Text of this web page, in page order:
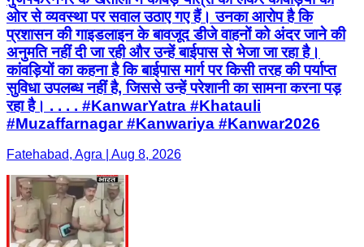
ओर से व्यवस्था पर सवाल उठाए गए हैं। उनका आरोप है कि
प्रशासन की गाइडलाइन के बावजूद डीजे वाहनों को अंदर जाने की
अनुमति नहीं दी जा रही और उन्हें बाईपास से भेजा जा रहा है।
कांवड़ियों का कहना है कि बाईपास मार्ग पर किसी तरह की पर्याप्त
सुविधा उपलब्ध नहीं है, जिससे उन्हें परेशानी का सामना करना पड़
रहा है। . . . . #KanwarYatra #Khatauli
#Muzaffarnagar #Kanwariya #Kanwar2026
Fatehabad, Agra | Aug 8, 2026